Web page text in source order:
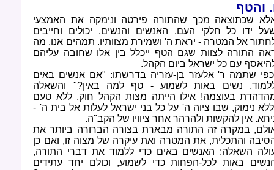
והטף
שכתוצאה מכך שהתורה פירטה ונימקה את האמצעי
ידו כל חלקי העם, האנשים והנשים, יכולים וחייבים
אל המטרה - יראת ה' ושמירת מצוותיו. תמהים אנו, מה
התורה לצוות שגם הטף ייכלל בין אלו שחובה עליהם
עם כל ישראל ביום הקהל.
שתמה ר' אלעזר בן-עזריה בדרשתו: "אם אנשים באים
נשים באות לשמוע - טף למה באין?" והשאלה
בעוצמה! אילו הייתה מצות הקהל חוק, ללא טעם
נימוק, שבו ציוה ה' על כל בני ישראל לעלות אל בית ה' -
אין להקשות ולהרהר אחר ציוויו של הקב"ה.
במקרה זה התורה מבארת בצורה הברורה ביותר את
והתכלית, את המטרה ואת עיקרה של מצוה זו, ואם כן
השאלה: האנשים באים כדי ללמוד את דברי התורה,
באות לכל-הפחות כדי לשמוע, וכולם יחד עתידים